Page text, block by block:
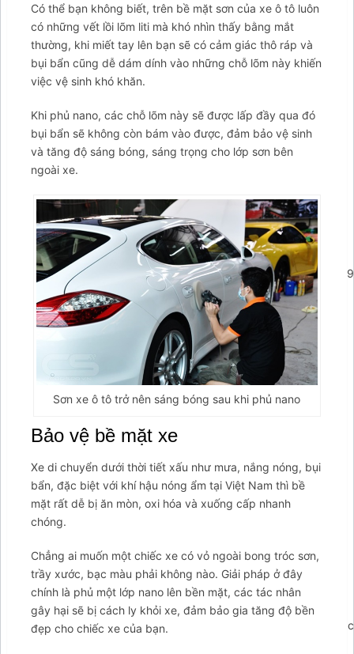
Có thể bạn không biết, trên bề mặt sơn của xe ô tô luôn
có những vết lồi lõm liti mà khó nhìn thấy bằng mắt
thường, khi miết tay lên bạn sẽ có cảm giác thô ráp và
bụi bẩn cũng dễ dám dính vào những chỗ lõm này khiến
việc vệ sinh khó khăn.
Khi phủ nano, các chỗ lõm này sẽ được lấp đầy qua đó
bụi bẩn sẽ không còn bám vào được, đảm bảo vệ sinh
và tăng độ sáng bóng, sáng trọng cho lớp sơn bên
ngoài xe.
Sơn xe ô tô trở nên sáng bóng sau khi phủ nano
Bảo vệ bề mặt xe
Xe di chuyển dưới thời tiết xấu như mưa, nắng nóng, bụi
bẩn, đặc biệt với khí hậu nóng ẩm tại Việt Nam thì bề
mặt rất dễ bị ăn mòn, oxi hóa và xuống cấp nhanh
chóng.
Chẳng ai muốn một chiếc xe có vỏ ngoài bong tróc sơn,
trầy xước, bạc màu phải không nào. Giải pháp ở đây
chính là phủ một lớp nano lên bền mặt, các tác nhân
gây hại sẽ bị cách ly khỏi xe, đảm bảo gia tăng độ bền
đẹp cho chiếc xe của bạn.
arcItem={};arcItem.id='msg-item-11';arcItem.class='msg-
item-zalo';arcItem.title="Nhắn tin Zalo";arcItem.icon='
';arcItem.includeIconToSlider=true;arcItem.href='https://